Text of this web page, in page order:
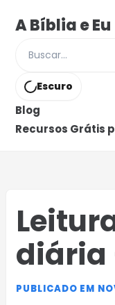
A Bíblia e Eu
Buscar posts e
Escuro
Blog
Recursos Grátis
diária
PUBLICADO EM